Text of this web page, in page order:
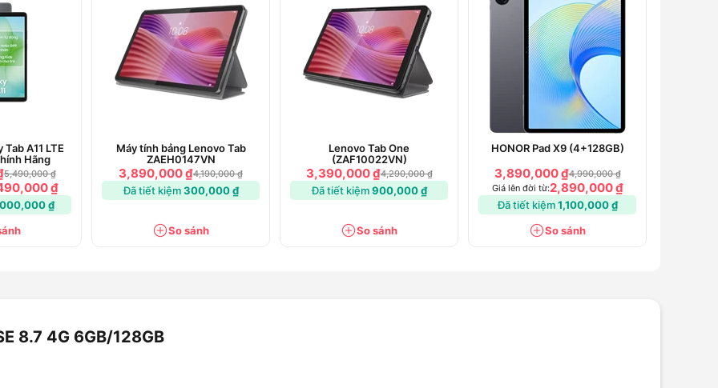
các tác vụ nhanh hơn, thao tác mượt mà
nét và chân thực, cùng các chuyển
khắc với những khung hình sắc nét và
Redmi Pad SE 8.7 4G
A11 LTE
Hãng
5,490,000 ₫
₫
₫
Máy tính bảng Lenovo Tab
ZAEH0147VN
3,890,000 ₫4,190,000 ₫
Đã tiết kiệm300,000 ₫
So sánh
Lenovo Tab One
(ZAF10022VN)
3,390,000 ₫4,290,000 ₫
Đã tiết kiệm900,000 ₫
So sánh
HONOR Pad X9 (4+128GB)
3,890,000 ₫4,990,000 ₫
Giá lên đời từ:2,890,000 ₫
Đã tiết kiệm1,100,000 ₫
So sánh
8.7 4G 6GB/128GB